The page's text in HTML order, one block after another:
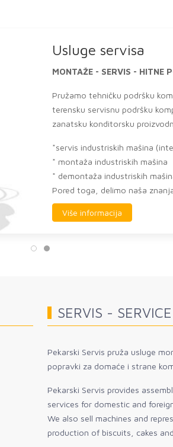
Usluge servisa
MONTAŽE - SERVIS - HITNE
Pružamo tehničku podršku
terensku servisnu podršku
zanatsku konditorsku
*servis industriskih mašina
* montaža industriskih mašina
* demontaža industriskih
Pored toga, delimo naša
Više informacija
SERVIS - SERVICE
Pekarski Servis pruža usluge
popravki za domaće i strane
Pekarski Servis provides
services for domestic and
We also sell machines and
production of biscuits, cakes